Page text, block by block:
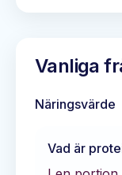
Vanliga
Näringsvärde
Vad är